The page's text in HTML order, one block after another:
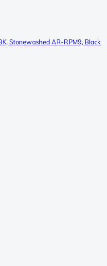
Stonewashed AR-RPM9, Black